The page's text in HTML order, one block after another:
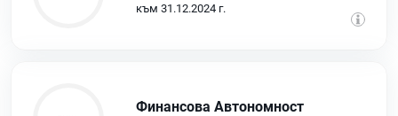
към 31.12.2024 г.
Финансова Автономност